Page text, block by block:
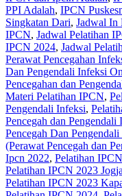
PPI Adalah, IPCN
Singkatan Dari, Jadwal In
IPCN, Jadwal Pelatihan
IPCN 2024, Jadwal
Perawat Pencegahan
Dan Pengendali Infeksi
Pencegahan dan
Materi Pelatihan IPCN,
Pengendali Infeksi,
Pencegah dan Pengendali
Pencegah Dan
(Perawat Pencegah dan
Ipcn 2022, Pelatihan
Pelatihan IPCN 2023 Jogja
Pelatihan IPCN 2023